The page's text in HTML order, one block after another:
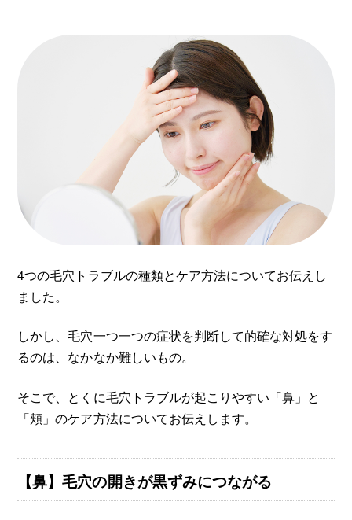
4つの毛穴トラブルの種類とケア方法についてお伝えし
ました。
しかし、毛穴一つ一つの症状を判断して的確な対処をす
るのは、なかなか難しいもの。
そこで、とくに毛穴トラブルが起こりやすい「鼻」と
「頬」のケア方法についてお伝えします。
【鼻】毛穴の開きが黒ずみにつながる